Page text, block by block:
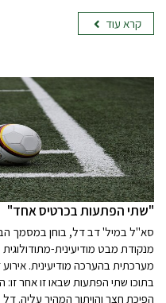
קרא עוד
"שתי הפתעות בכרטיס אחד"
סא"ל במיל' דב דל, בוחן במסמך
מנקודת מבט מודיעינית-
מערכתית בהערכה מודיעינית.
בתוכו שתי הפתעות שבאו זו אחר
הפיכת חצר והויתור המהיר עליה.